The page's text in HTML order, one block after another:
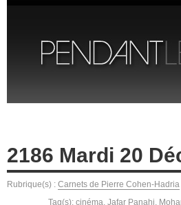
2186 Mardi 20
Rubrique(s) : Carnets de Pierre Cohen-Hadria
Tag(s): cinéma, Jafar Panahi,